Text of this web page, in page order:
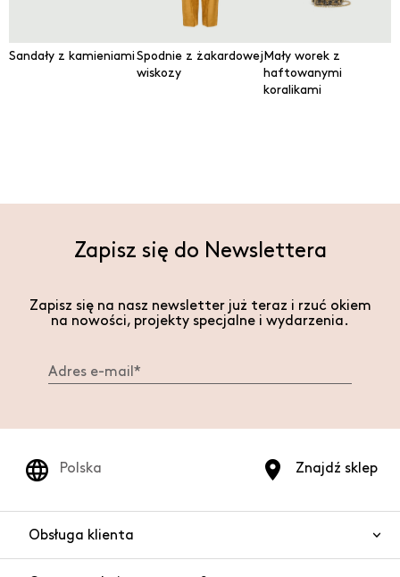
Sandały z kamieniami Spodnie z żakardowej
wiskozy
Mały worek z
haftowanymi
koralikami
Zapisz się do Newslettera
Zapisz się na nasz newsletter już teraz i rzuć okiem
na nowości, projekty specjalne i wydarzenia.
Znajdź sklep
Polska
Obsługa klienta